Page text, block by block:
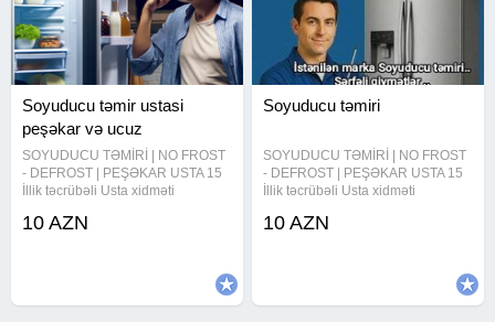
Soyuducu təmir ustasi
peşəkar və ucuz
SOYUDUCU TƏMİRİ | NO FROST
- DEFROST | PEŞƏKAR USTA 15
İllik təcrübəli Usta xidməti
servis xidməti Görülən işlərə
10 AZN
Soyuducu təmiri
SOYUDUCU TƏMİRİ | NO FROST
- DEFROST | PEŞƏKAR USTA 15
İllik təcrübəli Usta xidməti
servis xidməti Görülən işlərə
10 AZN